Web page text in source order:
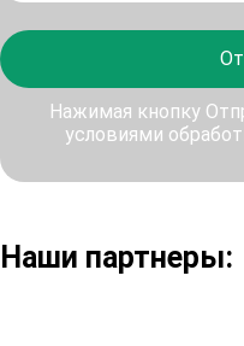
Нажимая кнопку
условиями
Наши партнеры: